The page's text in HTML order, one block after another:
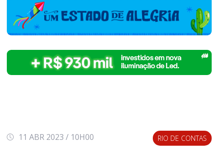
11 ABR 2023 / 10H00 RIO DE CONTAS